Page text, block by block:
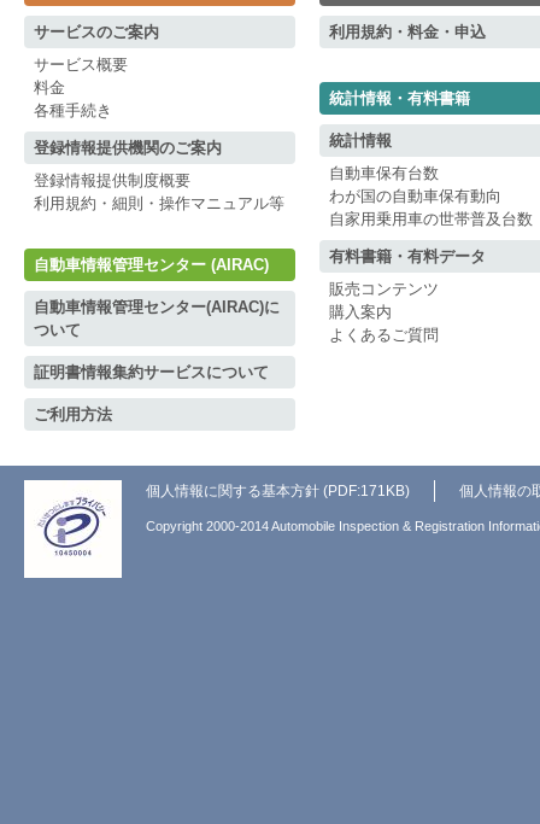
サービスのご案内
サービス概要
料金
各種手続き
登録情報提供機関のご案内
登録情報提供制度概要
利用規約・細則・操作マニュアル等
自動車情報管理センター (AIRAC)
自動車情報管理センター(AIRAC)に
ついて
証明書情報集約サービスについて
ご利用方法
利用規約・料金・申込
統計情報・有料書籍
統計情報
自動車保有台数
わが国の自動車保有動向
自家用乗用車の世帯普及台数
有料書籍・有料データ
販売コンテンツ
購入案内
よくあるご質問
個人情報に関する基本方針 (PDF:171KB) 個人情報の
Copyright 2000-2014 Automobile Inspection & Registration